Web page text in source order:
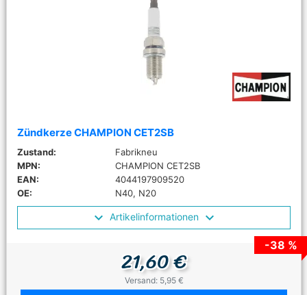
Zündkerze CHAMPION CET2SB
Zustand:
Fabrikneu
MPN:
CHAMPION CET2SB
EAN:
4044197909520
OE:
N40, N20
Artikelinformationen
-38 %
21,60 €
Versand: 5,95 €